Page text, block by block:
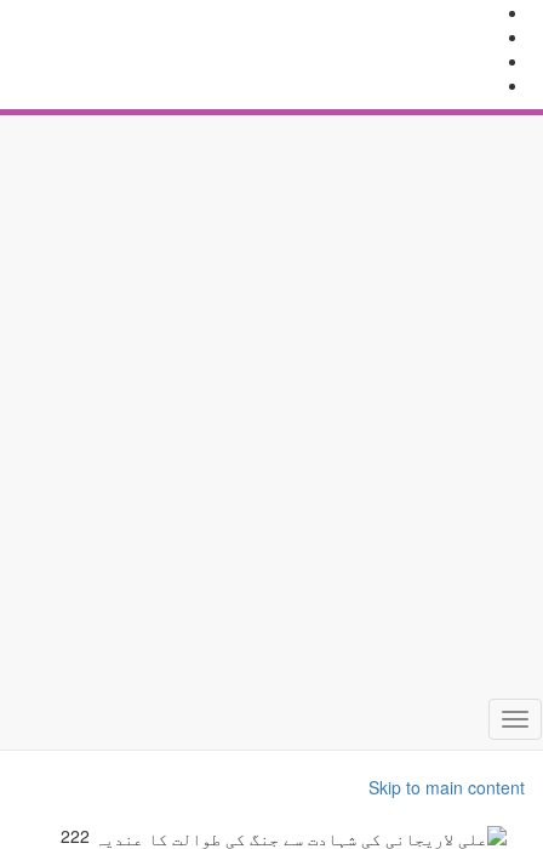
Toggle
Skip to main content
222